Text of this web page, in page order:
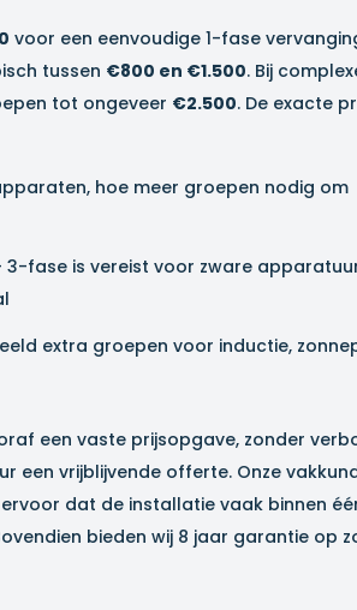
voor een eenvoudige 1-fase
tussen €800 en €1.500. Bij
tot ongeveer €2.500. De exacte
hoe meer groepen nodig om
fase is vereist voor zware
extra groepen voor inductie,
een vaste prijsopgave, zonder
een vrijblijvende offerte. Onze
dat de installatie vaak binnen
bieden wij 8 jaar garantie op